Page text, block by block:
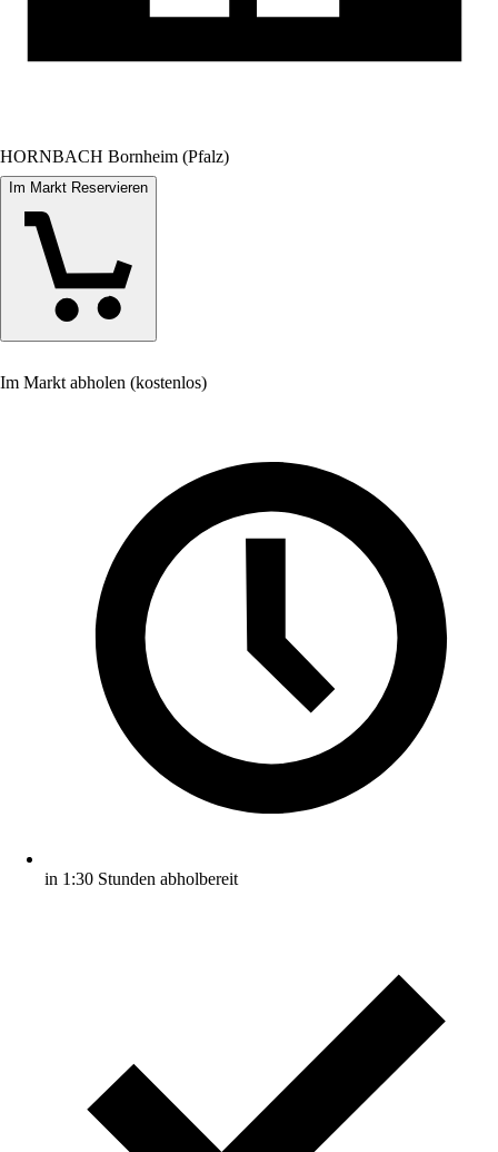
HORNBACH Bornheim (Pfalz)
Im Markt Reservieren
Im Markt abholen (kostenlos)
in 1:30 Stunden abholbereit